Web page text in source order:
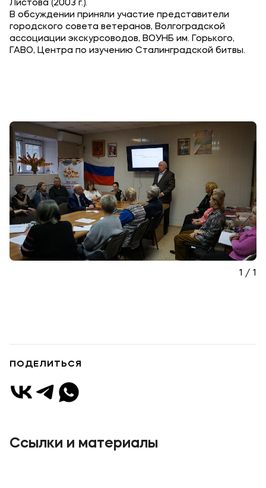
Листова (2003 г.).
В обсуждении приняли участие представители
городского совета ветеранов, Волгоградской
ассоциации экскурсоводов, ВОУНБ им. Горького,
ГАВО, Центра по изучению Сталинградской битвы.
1 / 1
ПОДЕЛИТЬСЯ
Ссылки и материалы